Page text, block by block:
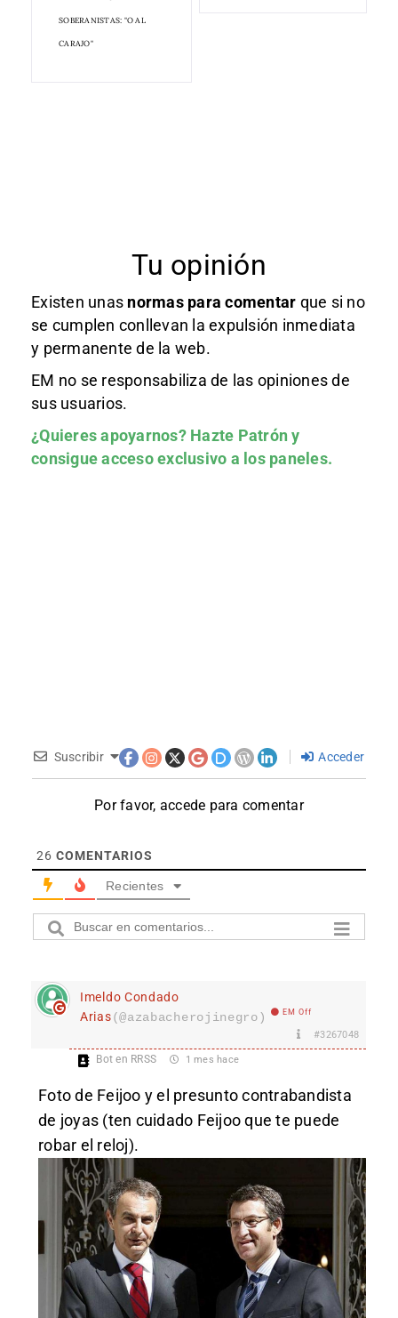
SOBERANISTAS: "O AL
CARAJO"
Tu opinión
Existen unas normas para comentar que si no
se cumplen conllevan la expulsión inmediata
y permanente de la web.
EM no se responsabiliza de las opiniones de
sus usuarios.
¿Quieres apoyarnos? Hazte Patróny
consigue acceso exclusivo a los paneles.
Suscribir Acceder
Por favor, accede para comentar
26 COMENTARIOS
Recientes
Imeldo Condado
Arias(@azabacherojinegro) EM Off
#3267048
Bot en RRSS 1 mes hace
Foto de Feijoo y el presunto contrabandista
de joyas (ten cuidado Feijoo que te puede
robar el reloj).